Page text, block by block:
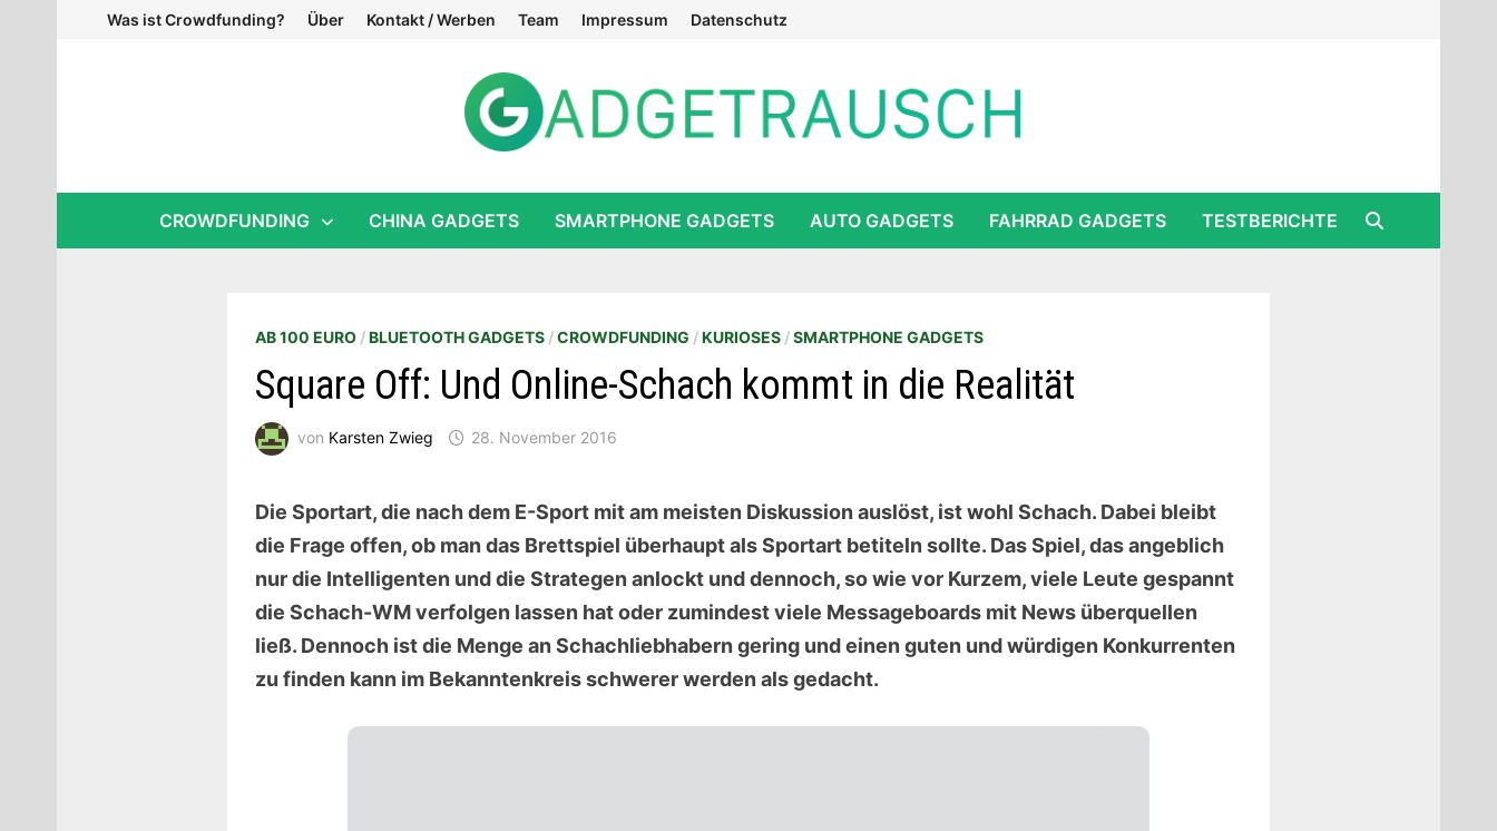
Was ist Crowdfunding? Über Kontakt / Werben Team Impressum Datenschutz
CROWDFUNDING CHINA GADGETS SMARTPHONE GADGETS AUTO GADGETS FAHRRAD GADGETS TESTBERICHTE
AB 100 EURO/BLUETOOTH GADGETS/CROWDFUNDING /KURIOSES/SMARTPHONE GADGETS
Square Off: Und Online-Schach kommt in die Realität
von Karsten Zwieg 28. November 2016
Die Sportart, die nach dem E-Sport mit am meisten Diskussion auslöst, ist wohl Schach. Dabei bleibt
die Frage offen, ob man das Brettspiel überhaupt als Sportart betiteln sollte. Das Spiel, das angeblich
nur die Intelligenten und die Strategen anlockt und dennoch, so wie vor Kurzem, viele Leute gespannt
die Schach-WM verfolgen lassen hat oder zumindest viele Messageboards mit News überquellen
ließ. Dennoch ist die Menge an Schachliebhabern gering und einen guten und würdigen Konkurrenten
zu finden kann im Bekanntenkreis schwerer werden als gedacht.